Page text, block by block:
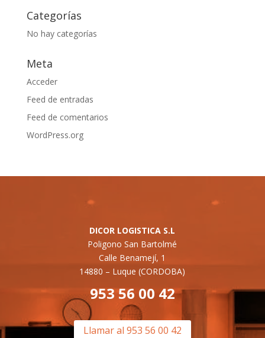
Categorías
No hay categorías
Meta
Acceder
Feed de entradas
Feed de comentarios
WordPress.org
DICOR LOGISTICA S.L
Poligono San Bartolmé
Calle Benamejí, 1
14880 – Luque (CORDOBA)
953 56 00 42
Llamar al 953 56 00 42